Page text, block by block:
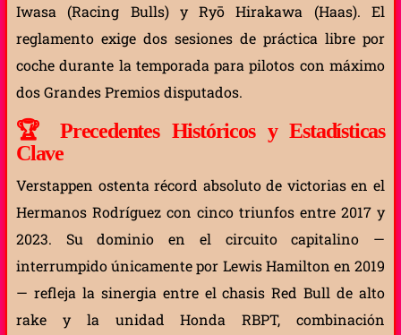
Iwasa (Racing Bulls) y Ryō Hirakawa (Haas). El
reglamento exige dos sesiones de práctica libre por
coche durante la temporada para pilotos con máximo
dos Grandes Premios disputados.
🏆
Precedentes Históricos y Estadísticas
Clave
Verstappen ostenta récord absoluto de victorias en el
Hermanos Rodríguez con cinco triunfos entre 2017 y
2023. Su dominio en el circuito capitalino —
interrumpido únicamente por Lewis Hamilton en 2019
— refleja la sinergia entre el chasis Red Bull de alto
rake y la unidad Honda RBPT, combinación